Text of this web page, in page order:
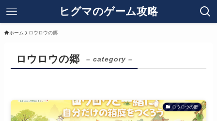
ヒグマのゲーム攻略
ホーム ロウロウの郷
ロウロウの郷 – category –
ロウロウの郷